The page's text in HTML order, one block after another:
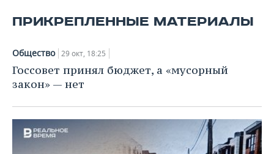
ПРИКРЕПЛЕННЫЕ МАТЕРИАЛЫ
Общество 29 окт, 18:25
Госсовет принял бюджет, а «мусорный
закон» — нет